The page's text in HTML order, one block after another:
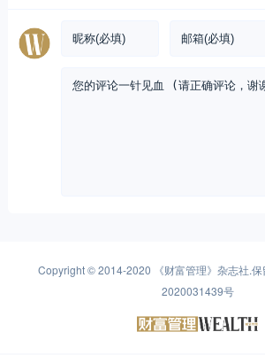
Copyright © 2014-2020 《财富管理》杂志社.
2020031439号